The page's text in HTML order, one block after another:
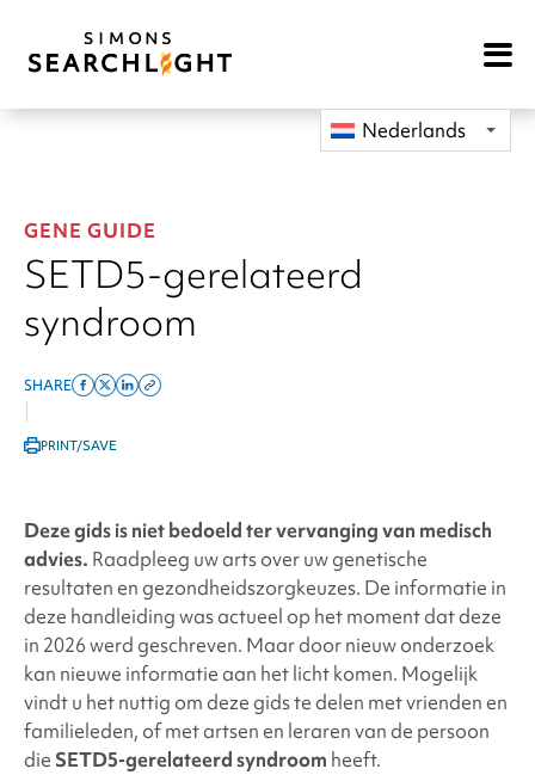
Open
Nederlands
GENE GUIDE
SETD5-gerelateerd
syndroom
SHARE
Share
Share
ShareCopy
PRINT/SAVE
Deze gids is niet bedoeld ter vervanging van medisch
advies. Raadpleeg uw arts over uw genetische
resultaten en gezondheidszorgkeuzes. De informatie in
deze handleiding was actueel op het moment dat deze
in 2026 werd geschreven. Maar door nieuw onderzoek
kan nieuwe informatie aan het licht komen. Mogelijk
vindt u het nuttig om deze gids te delen met vrienden en
familieleden, of met artsen en leraren van de persoon
die SETD5-gerelateerd syndroom heeft.